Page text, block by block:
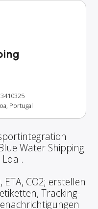
Portugal
Water Shipping
.
ETA, CO2; erstellen
Tracking-